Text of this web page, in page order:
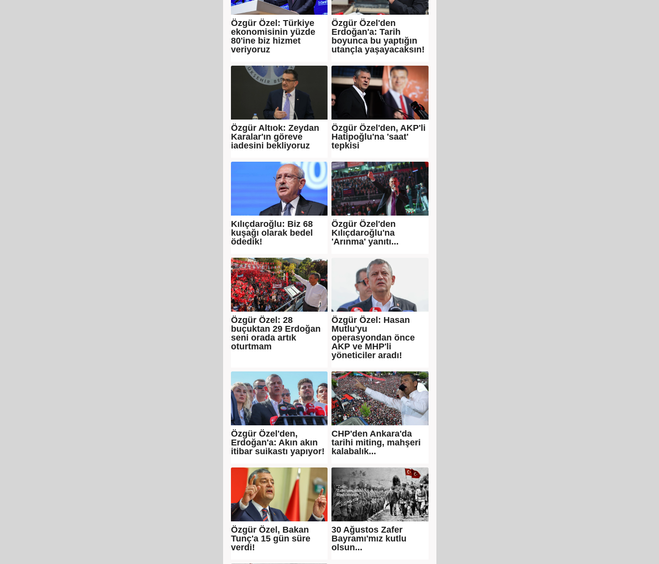
Özgür Özel: Türkiye
ekonomisinin yüzde
80'ine biz hizmet
veriyoruz
Özgür Özel'den
Erdoğan'a: Tarih
boyunca bu yaptığın
utançla yaşayacaksın!
Özgür Altıok: Zeydan
Karalar'ın göreve
iadesini bekliyoruz
Özgür Özel'den, AKP'li
Hatipoğlu'na 'saat'
tepkisi
Kılıçdaroğlu: Biz 68
kuşağı olarak bedel
ödedik!
Özgür Özel'den
Kılıçdaroğlu'na
'Arınma' yanıtı...
Özgür Özel: 28
buçuktan 29 Erdoğan
seni orada artık
oturtmam
Özgür Özel: Hasan
Mutlu'yu
operasyondan önce
AKP ve MHP'li
yöneticiler aradı!
Özgür Özel'den,
Erdoğan'a: Akın akın
itibar suikastı yapıyor!
CHP'den Ankara'da
tarihi miting, mahşeri
kalabalık...
Özgür Özel, Bakan
Tunç'a 15 gün süre
verdi!
30 Ağustos Zafer
Bayramı'mız kutlu
olsun...